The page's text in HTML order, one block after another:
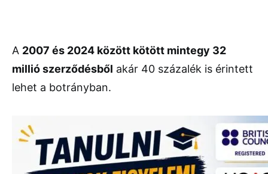
A 2007 és 2024 között kötött mintegy 32
millió szerződésből akár 40 százalék is érintett
lehet a botrányban.